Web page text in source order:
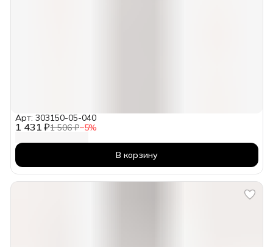
1 431 ₽1 506 ₽−5%
Арт: 303150-05-040
В корзину